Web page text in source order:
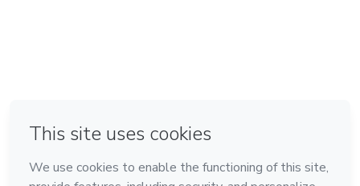
Hecho con❤ en Ciudad de México